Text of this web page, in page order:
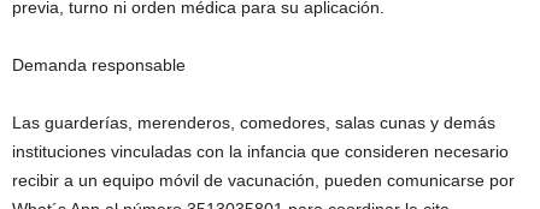
previa, turno ni orden médica para su aplicación.
Demanda responsable
Las guarderías, merenderos, comedores, salas cunas y demás
instituciones vinculadas con la infancia que consideren necesario
recibir a un equipo móvil de vacunación, pueden comunicarse por